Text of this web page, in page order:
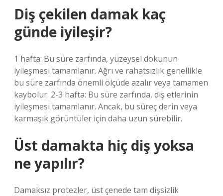
Diş çekilen damak kaç
günde iyileşir?
1 hafta: Bu süre zarfında, yüzeysel dokunun
iyileşmesi tamamlanır. Ağrı ve rahatsızlık genellikle
bu süre zarfında önemli ölçüde azalır veya tamamen
kaybolur. 2-3 hafta: Bu süre zarfında, diş etlerinin
iyileşmesi tamamlanır. Ancak, bu süreç derin veya
karmaşık görüntüler için daha uzun sürebilir.
Üst damakta hiç diş yoksa
ne yapılır?
Damaksız protezler, üst çenede tam dişsizlik